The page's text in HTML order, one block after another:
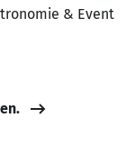
& Event